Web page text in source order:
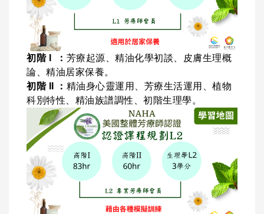
初階 I ： 芳療起源、精油化學初談、皮膚生理概
論、精油居家保養。
初階 II ： 精油身心靈運用、芳療生活運用、植物
科別特性、精油族譜調性、初階生理學。